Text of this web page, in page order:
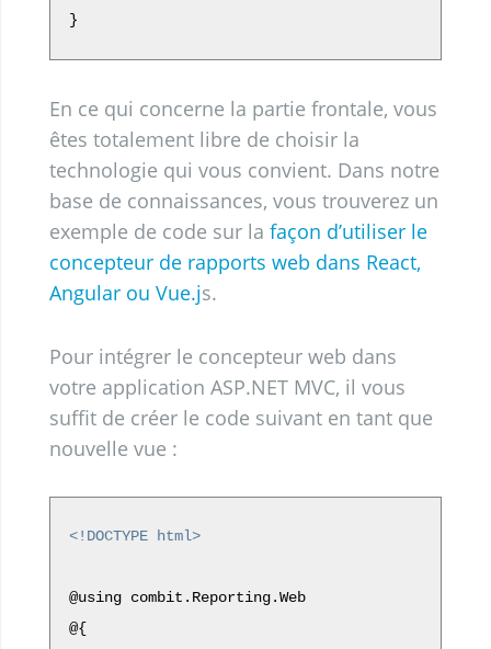
En ce qui concerne la partie frontale, vous
êtes totalement libre de choisir la
technologie qui vous convient. Dans notre
base de connaissances, vous trouverez un
exemple de code sur la façon d’utiliser le
concepteur de rapports web dans React,
Angular ou Vue.js.
Pour intégrer le concepteur web dans
votre application ASP.NET MVC, il vous
suffit de créer le code suivant en tant que
nouvelle vue :
<!DOCTYPE html>
@using combit.Reporting.Web
@{